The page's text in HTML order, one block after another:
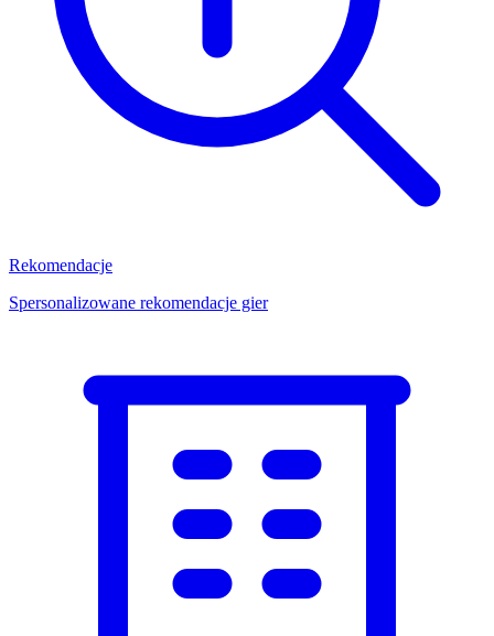
Rekomendacje
Spersonalizowane rekomendacje gier